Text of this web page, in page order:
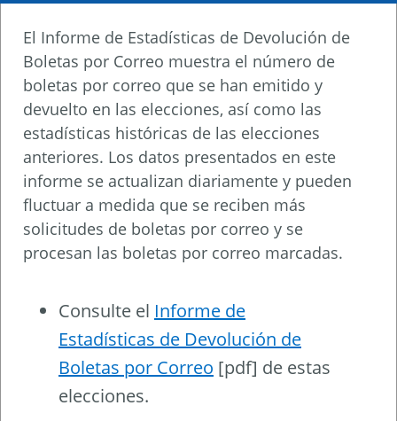
El Informe de Estadísticas de Devolución de
Boletas por Correo muestra el número de
boletas por correo que se han emitido y
devuelto en las elecciones, así como las
estadísticas históricas de las elecciones
anteriores. Los datos presentados en este
informe se actualizan diariamente y pueden
fluctuar a medida que se reciben más
solicitudes de boletas por correo y se
procesan las boletas por correo marcadas.
Consulte el Informe de
Estadísticas de Devolución de
Boletas por Correo [pdf] de estas
elecciones.